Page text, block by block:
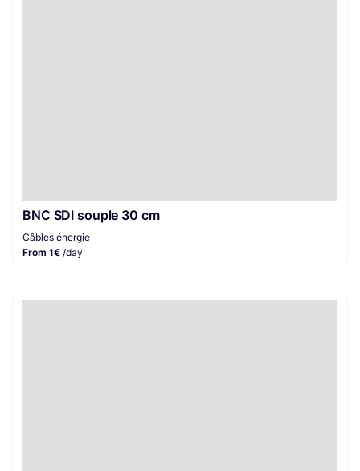
BNC SDI souple 30 cm
Câbles énergie
From 1€ /day